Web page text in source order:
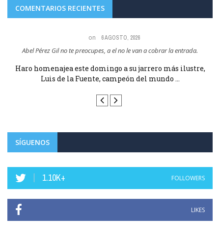
COMENTARIOS RECIENTES
6 AGOSTO, 2026
Pérez Gil no te preocupes, a el no le van a cobrar la entrada.
homenajea este domingo a su jarrero más ilustre,
Luis de la Fuente, campeón del mundo ...
Maria
SÍGUENOS
1.10K+ FOLLOWERS
LIKES